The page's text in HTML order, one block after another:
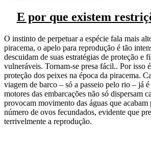
E por que existem
O instinto de perpetuar a espécie fala mais
piracema, o apelo para reprodução é tão
descuidam de suas estratégias de proteção e
vulneráveis. Tornam-se presa fácil.. Por isso
proteção dos peixes na época da piracema.
viagem de barco – só a passeio pelo rio – já
motores das embarcações não só dispersam
provocam movimento das águas que
número de ovos fecundados, evidente que
terrivelmente a reprodução.